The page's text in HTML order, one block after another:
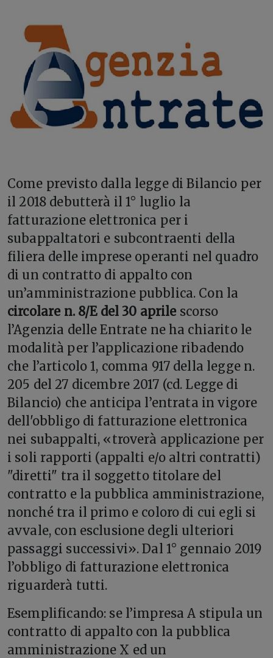
Come previsto dalla legge di Bilancio per
il 2018 debutterà il 1° luglio la
fatturazione elettronica per i
subappaltatori e subcontraenti della
filiera delle imprese operanti nel quadro
di un contratto di appalto con
un’amministrazione pubblica. Con la
circolare n. 8/E del 30 aprile scorso
l’Agenzia delle Entrate ne ha chiarito le
modalità per l’applicazione ribadendo
che l’articolo 1, comma 917 della legge n.
205 del 27 dicembre 2017 (cd. Legge di
Bilancio) che anticipa l’entrata in vigore
dell'obbligo di fatturazione elettronica
nei subappalti, «troverà applicazione per
i soli rapporti (appalti e/o altri contratti)
"diretti" tra il soggetto titolare del
contratto e la pubblica amministrazione,
nonché tra il primo e coloro di cui egli si
avvale, con esclusione degli ulteriori
passaggi successivi». Dal 1° gennaio 2019
l’obbligo di fatturazione elettronica
riguarderà tutti.
Esemplificando: se l’impresa A stipula un
contratto di appalto con la pubblica
amministrazione X ed un